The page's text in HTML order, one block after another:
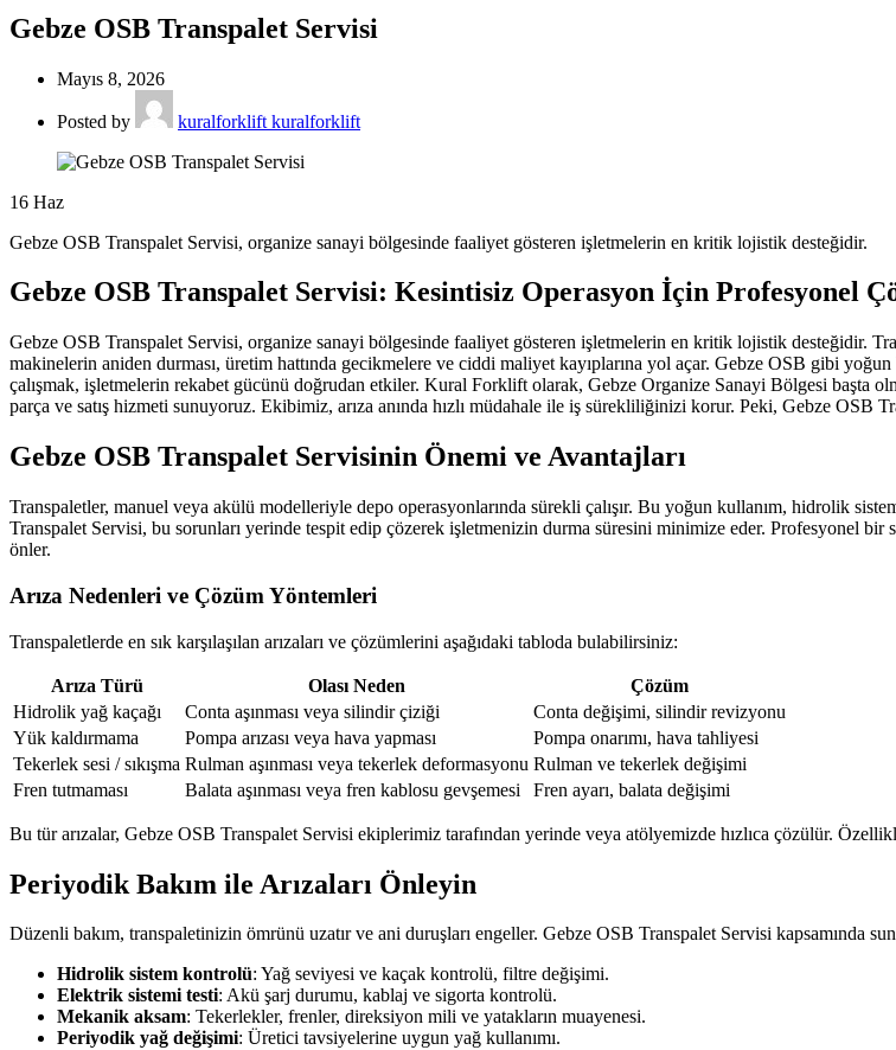
Gebze OSB Transpalet Servisi
Mayıs 8, 2026
Posted by kuralforklift kuralforklift
16 Haz
Gebze OSB Transpalet Servisi, organize sanayi bölgesinde faaliyet gösteren işletmelerin en kritik lojistik desteğidir.
Gebze OSB Transpalet Servisi: Kesintisiz Operasyon İçin Profesyonel
Gebze OSB Transpalet Servisi, organize sanayi bölgesinde faaliyet gösteren işletmelerin en kritik lojistik desteğidir.
makinelerin aniden durması, üretim hattında gecikmelere ve ciddi maliyet kayıplarına yol açar. Gebze OSB gibi
çalışmak, işletmelerin rekabet gücünü doğrudan etkiler. Kural Forklift olarak, Gebze Organize Sanayi Bölgesi başta
parça ve satış hizmeti sunuyoruz. Ekibimiz, arıza anında hızlı müdahale ile iş sürekliliğinizi korur. Peki, Gebze
Gebze OSB Transpalet Servisinin Önemi ve Avantajları
Transpaletler, manuel veya akülü modelleriyle depo operasyonlarında sürekli çalışır. Bu yoğun kullanım, hidrolik
Transpalet Servisi, bu sorunları yerinde tespit edip çözerek işletmenizin durma süresini minimize eder. Profesyonel bir
önler.
Arıza Nedenleri ve Çözüm Yöntemleri
Transpaletlerde en sık karşılaşılan arızaları ve çözümlerini aşağıdaki tabloda bulabilirsiniz:
Arıza Türü Olası Neden
Çözüm
Hidrolik yağ kaçağı
Conta aşınması veya silindir çiziği
Conta değişimi, silindir revizyonu
Yük kaldırmama
Pompa arızası veya hava yapması
Pompa onarımı, hava tahliyesi
Tekerlek sesi / sıkışma Rulman aşınması veya tekerlek deformasyonu Rulman ve tekerlek değişimi
Fren tutmaması
Balata aşınması veya fren kablosu gevşemesi Fren ayarı, balata değişimi
Bu tür arızalar, Gebze OSB Transpalet Servisi ekiplerimiz tarafından yerinde veya atölyemizde hızlıca çözülür.
Periyodik Bakım ile Arızaları Önleyin
Düzenli bakım, transpaletinizin ömrünü uzatır ve ani duruşları engeller. Gebze OSB Transpalet Servisi kapsamında
Hidrolik sistem kontrolü: Yağ seviyesi ve kaçak kontrolü, filtre değişimi.
Elektrik sistemi testi: Akü şarj durumu, kablaj ve sigorta kontrolü.
Mekanik aksam: Tekerlekler, frenler, direksiyon mili ve yatakların muayenesi.
Periyodik yağ değişimi: Üretici tavsiyelerine uygun yağ kullanımı.